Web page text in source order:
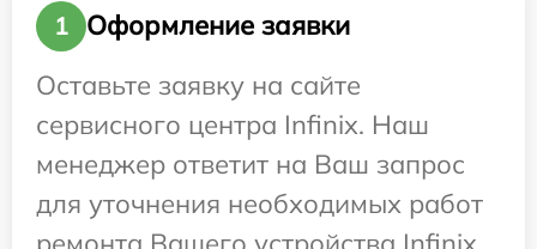
1
Оформление заявки
Оставьте заявку на сайте
сервисного центра Infinix. Наш
менеджер ответит на Ваш запрос
для уточнения необходимых работ